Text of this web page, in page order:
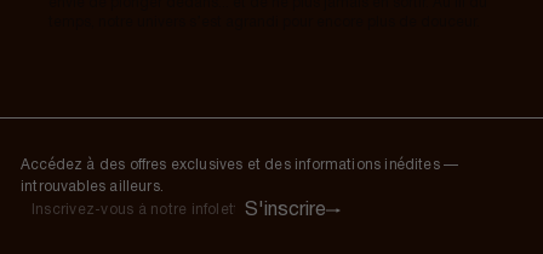
Accédez à des offres exclusives et des informations inédites —
introuvables ailleurs.
S'inscrire
Inscrivez-
S'inscrire